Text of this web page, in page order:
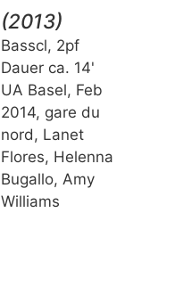
(2013)
Basscl, 2pf
Dauer ca. 14'
UA Basel, Feb
2014, gare du
nord, Lanet
Flores, Helenna
Bugallo, Amy
Williams